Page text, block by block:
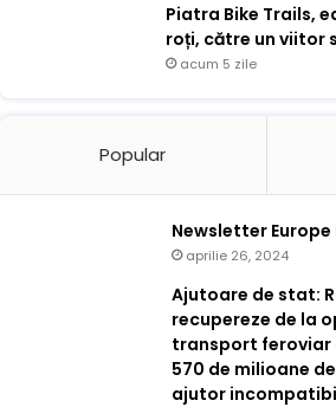
Piatra Bike Trails,
roți, către un viitor
acum 5 zile
Popular
Newsletter
aprilie 26, 2024
Ajutoare de stat:
recupereze de la
transport feroviar
570 de milioane
ajutor